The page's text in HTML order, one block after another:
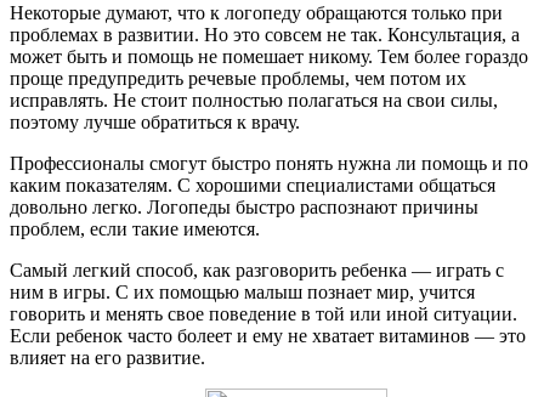
Некоторые думают, что к логопеду обращаются только при
проблемах в развитии. Но это совсем не так. Консультация, а
может быть и помощь не помешает никому. Тем более гораздо
проще предупредить речевые проблемы, чем потом их
исправлять. Не стоит полностью полагаться на свои силы,
поэтому лучше обратиться к врачу.
Профессионалы смогут быстро понять нужна ли помощь и по
каким показателям. С хорошими специалистами общаться
довольно легко. Логопеды быстро распознают причины
проблем, если такие имеются.
Самый легкий способ, как разговорить ребенка — играть с
ним в игры. С их помощью малыш познает мир, учится
говорить и менять свое поведение в той или иной ситуации.
Если ребенок часто болеет и ему не хватает витаминов — это
влияет на его развитие.